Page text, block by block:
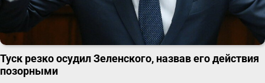
Туск резко осудил Зеленского, назвав его действия
позорными